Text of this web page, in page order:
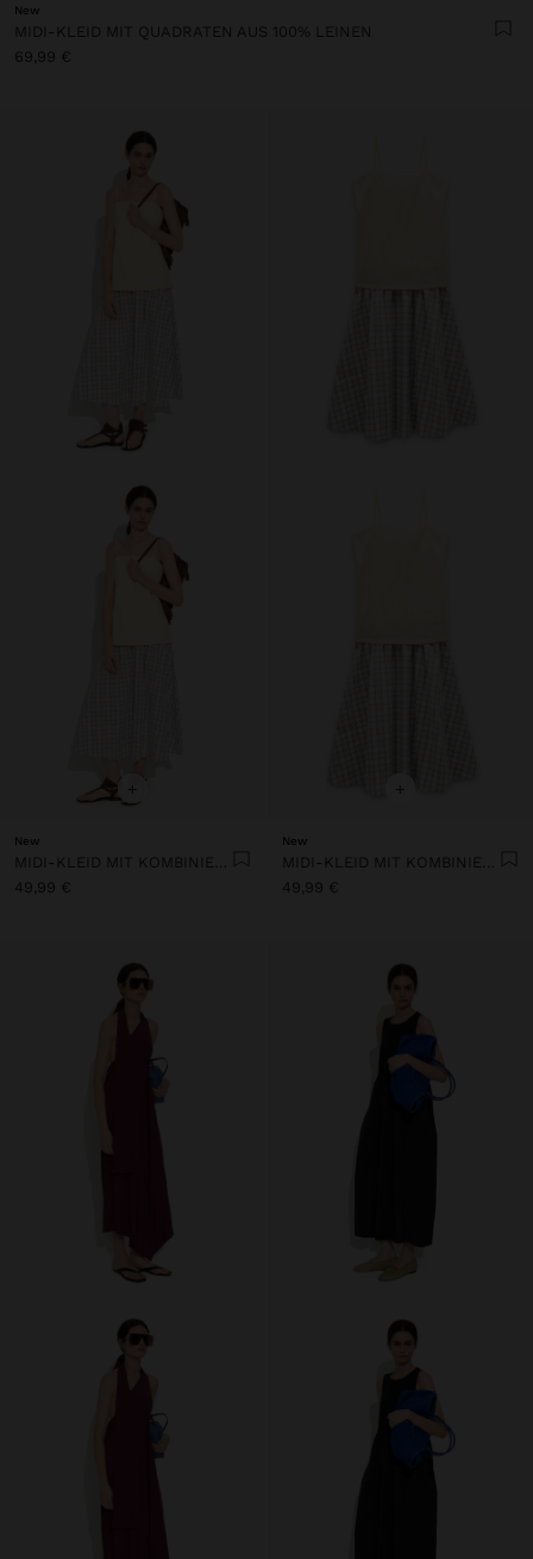
New
MIDI-KLEID MIT QUADRATEN AUS 100% LEINEN
69,99 €
+
New
MIDI-KLEID MIT KOMBINIERTEN TEXTUREN
49,99 €
+
New
MIDI-KLEID MIT KOMBINIERTEN TEXTUREN
49,99 €